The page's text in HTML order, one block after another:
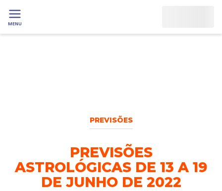
MENU
PREVISÕES
PREVISÕES
ASTROLÓGICAS DE 13 A 19
DE JUNHO DE 2022